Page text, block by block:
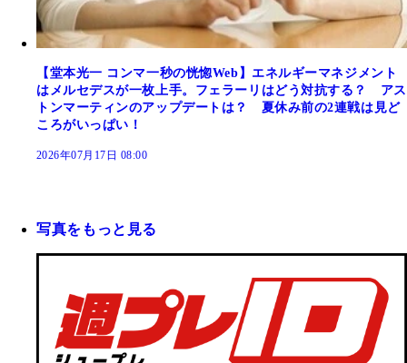
【堂本光一 コンマ一秒の恍惚Web】エネルギーマネジメント
はメルセデスが一枚上手。フェラーリはどう対抗する？ アス
トンマーティンのアップデートは？ 夏休み前の2連戦は見ど
ころがいっぱい！
2026年07月17日 08:00
写真をもっと見る